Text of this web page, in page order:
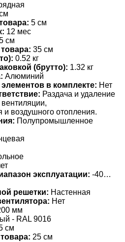
5 см
12 мес
см
35 см
0.52 кг
(брутто): 1.32 кг
Алюминий
в комплекте: Нет
Раздача и удаление
и воздушного отопления.
Полупромышленное
эксплуатации: -40…
решетки: Настенная
Нет
мм
- RAL 9016
см
25 см